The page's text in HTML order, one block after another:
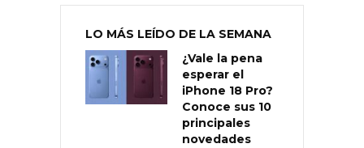
LO MÁS LEÍDO DE LA SEMANA
¿Vale la pena
esperar el
iPhone 18 Pro?
Conoce sus 10
principales
novedades